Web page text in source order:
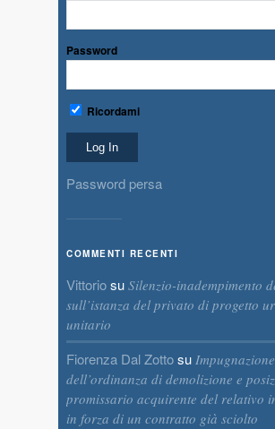
Password
Ricordami
Password persa
COMMENTI RECENTI
Vittoriosu Silenzio-inadempimento
sull’istanza del privato di progetto
unitario
Fiorenza Dal Zottosu Impugnazione
dell’ordinanza di demolizione e
promissario acquirente del relativo
in forza di un contratto già sciolto